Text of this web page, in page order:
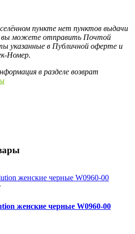
пункте нет пунктов выдачи
вы можете отправить Почтой
указанные в Публичной оферте и
Номер.
в разделе возврат
женские черные W0960-00